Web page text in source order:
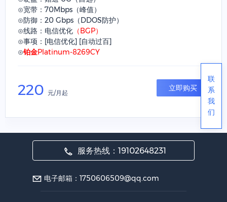
⊙宽带：70Mbps（峰值）
⊙防御：20 Gbps（DDOS防护）
⊙线路：电信优化 （BGP）
⊙事项：[电信优化] [自动过百]
⊙铂金Platinum-8269CY
220 元/月起
立即购买
服务热线：19102648231
电子邮箱：1750606509@qq.com
联
系
我
们